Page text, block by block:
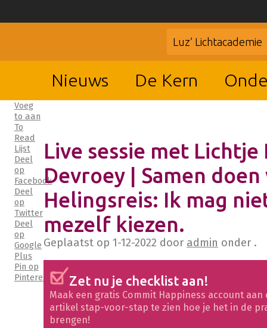
Luz’ Lichtacademie
Nieuws De Kern
Voeg
to aan
To
Read
Lijst
Deel
op
Facebook
Deel
op
Twitter
Deel
op
Google
Plus
Pin op
Pinterest
Live sessie met Lichtje
Devroey | Samen doen
Helingsreis: Ik mag
mezelf kiezen.
Geplaatst op 1-12-2022 door admin onder .
Zet nu je checklist aan!
Maak een gratis Commit Happiness account
artikel stap-voor-stap te zien hoe je het in de
brengen!